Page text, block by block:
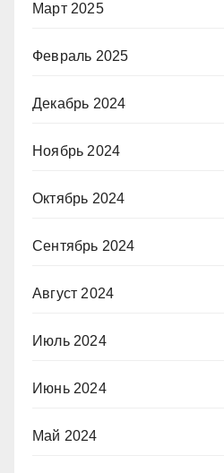
Март 2025
Февраль 2025
Декабрь 2024
Ноябрь 2024
Октябрь 2024
Сентябрь 2024
Август 2024
Июль 2024
Июнь 2024
Май 2024